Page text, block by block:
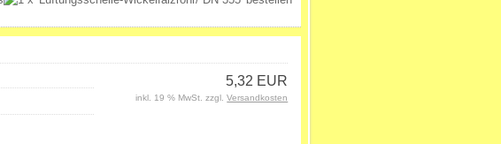
5,32 EUR
inkl. 19 % MwSt. zzgl.Versandkosten